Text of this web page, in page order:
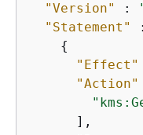
"Version"
:
"Statement"
{
"Effect"
"Action"
      ],